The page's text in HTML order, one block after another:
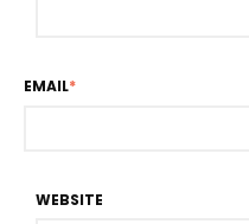
EMAIL*
WEBSITE